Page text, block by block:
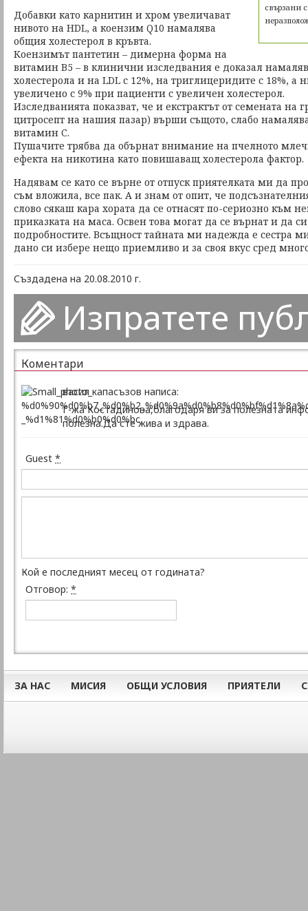
свързани
Добавки като карнитин и хром увеличават
нивото на HDL, а коензим Q10 намалява
общия холестерол в кръвта.
Коензимът пантетин – димерна форма на
витамин B5 – в клинични изследвания е доказал
холестерола и на LDL с 12%, на триглицеридите с 18%, а
увеличено с 9% при пациенти с увеличен холестерол.
Изследванията показват, че и екстрактът от семената на
цитросепт на нашия пазар) върши същото, слабо
витамин С.
Пушачите трябва да обърнат внимание на пчелното
ефекта на никотина като повишаващ холестерола фактор.
Надявам се като се върне от отпуск приятелката ми да
съм вложила, все пак. А и знам от опит, че
слово сякаш кара хората да се отнасят по-сериозно към
приказката на маса. Освен това могат да се върнат и да
подробностите. Всъщност тайната ми надежда е сестра
дано си избере нещо приемливо и за своя вкус сред
Създадена на 20.08.2010 г.
Изпратете
Коментари
васил капасъзов написа:
Г-жа Костадинова,благодаря ви за полезната
полезна.Да сте жива и здрава.
Guest *
Кой е последният месец от годината?
Отговор: *
ЗА НАС МИСИЯ ОБЩИ УСЛОВИЯ ПРИЯТЕЛИ